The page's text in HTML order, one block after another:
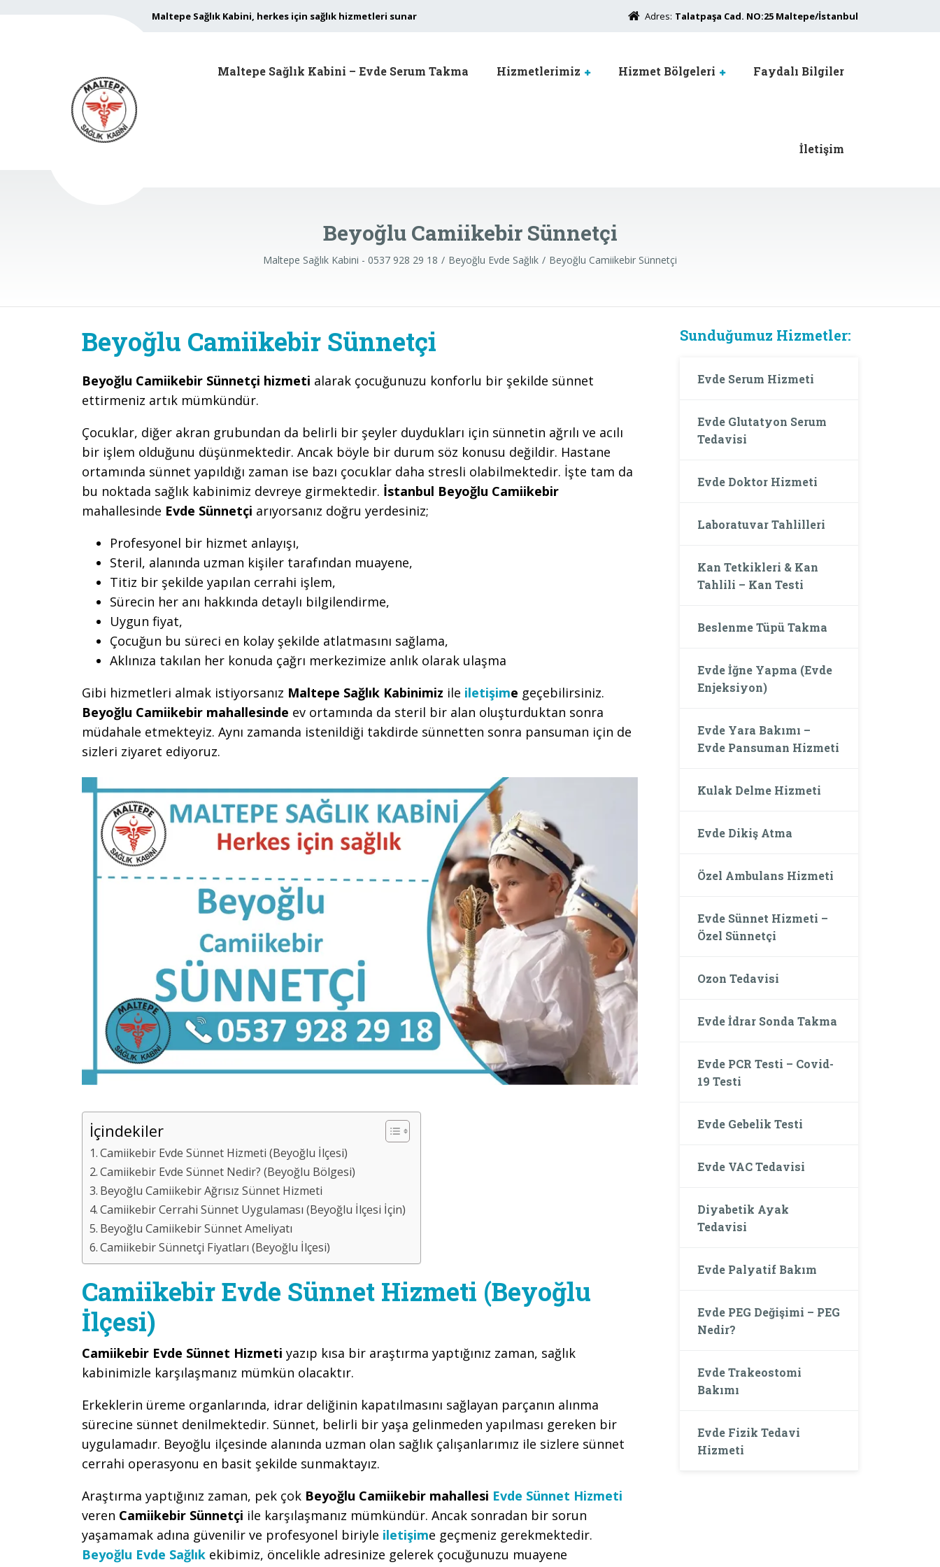
Maltepe Sağlık Kabini, herkes için sağlık hizmetleri sunar Adres: Talatpaşa Cad. NO:25 Maltepe/İstanbul
Maltepe Sağlık Kabini – Evde Serum Takma Hizmetlerimiz Hizmet Bölgeleri Faydalı Bilgiler
İletişim
Beyoğlu Camiikebir Sünnetçi
Maltepe Sağlık Kabini - 0537 928 29 18 Beyoğlu Evde Sağlık Beyoğlu Camiikebir Sünnetçi
Beyoğlu Camiikebir Sünnetçi
Beyoğlu Camiikebir Sünnetçi hizmeti alarak çocuğunuzu konforlu bir şekilde sünnet
ettirmeniz artık mümkündür.
Çocuklar, diğer akran grubundan da belirli bir şeyler duydukları için sünnetin ağrılı ve acılı
bir işlem olduğunu düşünmektedir. Ancak böyle bir durum söz konusu değildir. Hastane
ortamında sünnet yapıldığı zaman ise bazı çocuklar daha stresli olabilmektedir. İşte tam da
bu noktada sağlık kabinimiz devreye girmektedir. İstanbul Beyoğlu Camiikebir
mahallesinde Evde Sünnetçi arıyorsanız doğru yerdesiniz;
Profesyonel bir hizmet anlayışı,
Steril, alanında uzman kişiler tarafından muayene,
Titiz bir şekilde yapılan cerrahi işlem,
Sürecin her anı hakkında detaylı bilgilendirme,
Uygun fiyat,
Çocuğun bu süreci en kolay şekilde atlatmasını sağlama,
Aklınıza takılan her konuda çağrı merkezimize anlık olarak ulaşma
Gibi hizmetleri almak istiyorsanız Maltepe Sağlık Kabinimiz ile iletişime geçebilirsiniz.
Beyoğlu Camiikebir mahallesinde ev ortamında da steril bir alan oluşturduktan sonra
müdahale etmekteyiz. Aynı zamanda istenildiği takdirde sünnetten sonra pansuman için de
sizleri ziyaret ediyoruz.
İçindekiler
Camiikebir Evde Sünnet Hizmeti (Beyoğlu İlçesi)
Camiikebir Evde Sünnet Nedir? (Beyoğlu Bölgesi)
Beyoğlu Camiikebir Ağrısız Sünnet Hizmeti
Camiikebir Cerrahi Sünnet Uygulaması (Beyoğlu İlçesi İçin)
Beyoğlu Camiikebir Sünnet Ameliyatı
Camiikebir Sünnetçi Fiyatları (Beyoğlu İlçesi)
Camiikebir Evde Sünnet Hizmeti (Beyoğlu
İlçesi)
Camiikebir Evde Sünnet Hizmeti yazıp kısa bir araştırma yaptığınız zaman, sağlık
kabinimizle karşılaşmanız mümkün olacaktır.
Erkeklerin üreme organlarında, idrar deliğinin kapatılmasını sağlayan parçanın alınma
sürecine sünnet denilmektedir. Sünnet, belirli bir yaşa gelinmeden yapılması gereken bir
uygulamadır. Beyoğlu ilçesinde alanında uzman olan sağlık çalışanlarımız ile sizlere sünnet
cerrahi operasyonu en basit şekilde sunmaktayız.
Araştırma yaptığınız zaman, pek çok Beyoğlu Camiikebir mahallesi Evde Sünnet Hizmeti
veren Camiikebir Sünnetçi ile karşılaşmanız mümkündür. Ancak sonradan bir sorun
yaşamamak adına güvenilir ve profesyonel biriyle iletişime geçmeniz gerekmektedir.
Beyoğlu Evde Sağlık ekibimiz, öncelikle adresinize gelerek çocuğunuzu muayene
Sunduğumuz Hizmetler:
Evde Serum Hizmeti
Evde Glutatyon Serum
Tedavisi
Evde Doktor Hizmeti
Laboratuvar Tahlilleri
Kan Tetkikleri & Kan
Tahlili – Kan Testi
Beslenme Tüpü Takma
Evde İğne Yapma (Evde
Enjeksiyon)
Evde Yara Bakımı –
Evde Pansuman Hizmeti
Kulak Delme Hizmeti
Evde Dikiş Atma
Özel Ambulans Hizmeti
Evde Sünnet Hizmeti –
Özel Sünnetçi
Ozon Tedavisi
Evde İdrar Sonda Takma
Evde PCR Testi – Covid-
19 Testi
Evde Gebelik Testi
Evde VAC Tedavisi
Diyabetik Ayak
Tedavisi
Evde Palyatif Bakım
Evde PEG Değişimi – PEG
Nedir?
Evde Trakeostomi
Bakımı
Evde Fizik Tedavi
Hizmeti